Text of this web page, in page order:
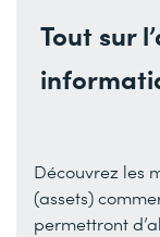
Tout sur
Découvrez les
(assets)
permettront